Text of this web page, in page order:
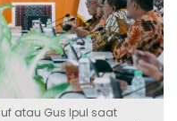
atau Gus Ipul saat